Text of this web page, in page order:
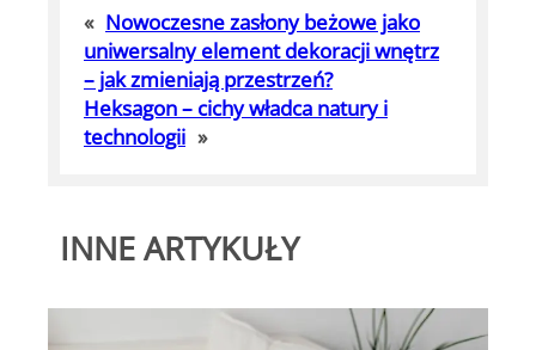
« Nowoczesne zasłony beżowe jako
uniwersalny element dekoracji wnętrz
– jak zmieniają przestrzeń?
Heksagon – cichy władca natury i
technologii »
INNE ARTYKUŁY